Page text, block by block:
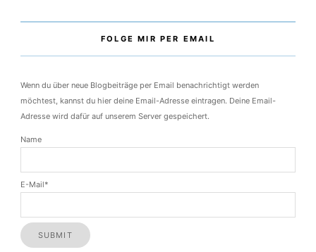
FOLGE MIR PER EMAIL
Wenn du über neue Blogbeiträge per Email benachrichtigt werden
möchtest, kannst du hier deine Email-Adresse eintragen. Deine Email-
Adresse wird dafür auf unserem Server gespeichert.
Name
E-Mail*